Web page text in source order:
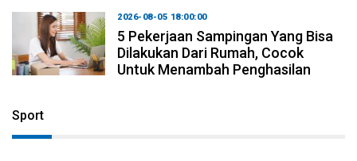
2026-08-05 18:00:00
5 Pekerjaan Sampingan Yang Bisa
Dilakukan Dari Rumah, Cocok
Untuk Menambah Penghasilan
Sport